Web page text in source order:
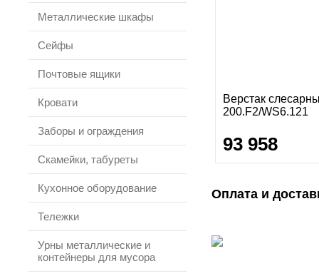
Металлические шкафы
Сейфы
Почтовые ящики
Кровати
Заборы и ограждения
Скамейки, табуреты
Кухонное оборудование
Тележки
Урны металлические и
контейнеры для мусора
Верстак
200.F2/WS6.121
93 958
Оплата и